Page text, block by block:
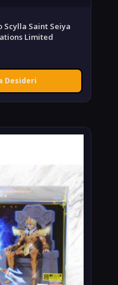
Scylla Saint Seiya
Limited
Desideri